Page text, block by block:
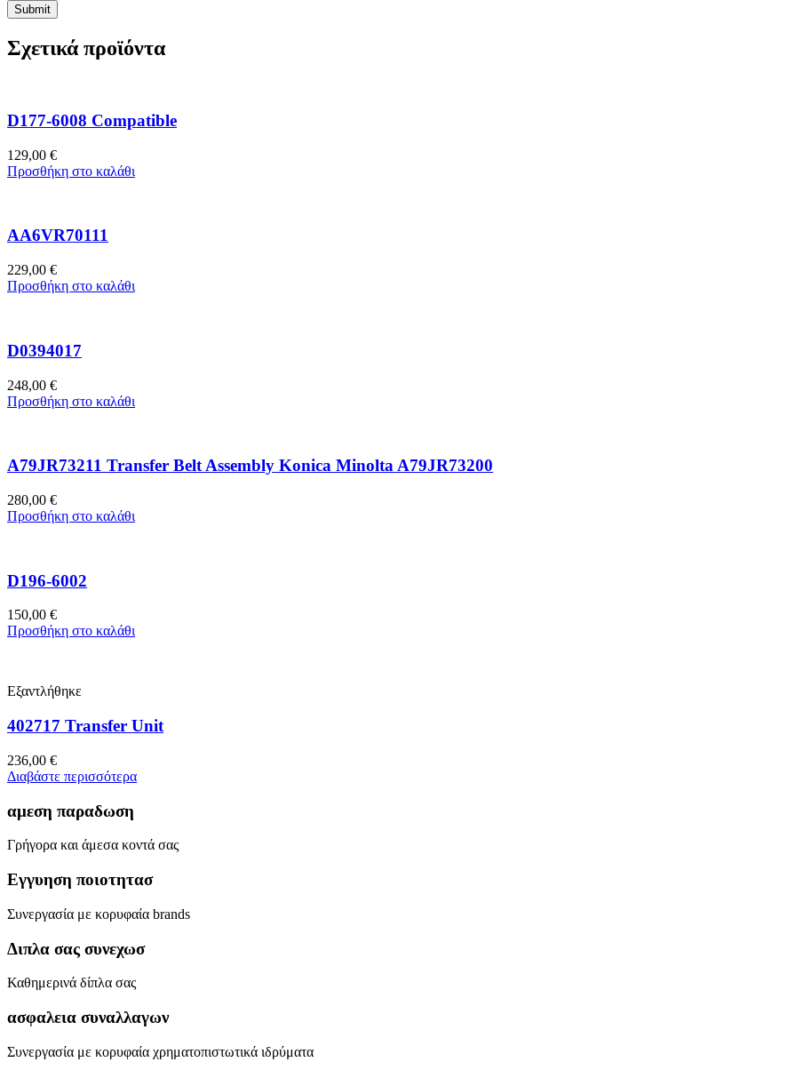
Σχετικά προϊόντα
D177-6008 Compatible
129,00 €
Προσθήκη στο καλάθι
AA6VR70111
229,00 €
Προσθήκη στο καλάθι
D0394017
248,00 €
Προσθήκη στο καλάθι
A79JR73211 Transfer Belt Assembly Konica Minolta A79JR73200
280,00 €
Προσθήκη στο καλάθι
D196-6002
150,00 €
Προσθήκη στο καλάθι
Εξαντλήθηκε
402717 Transfer Unit
236,00 €
Διαβάστε περισσότερα
αμεση παραδωση
Γρήγορα και άμεσα κοντά σας
Εγγυηση ποιοτητασ
Συνεργασία με κορυφαία brands
Διπλα σας συνεχωσ
Καθημερινά δίπλα σας
ασφαλεια συναλλαγων
Συνεργασία με κορυφαία χρηματοπιστωτικά ιδρύματα